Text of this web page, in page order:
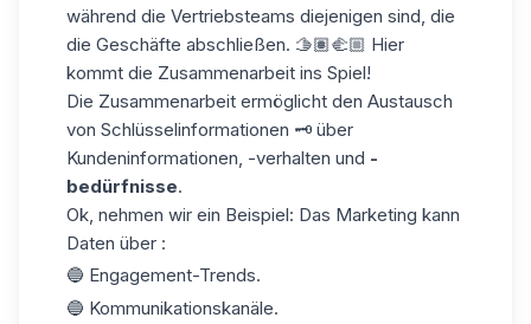
während die Vertriebsteams diejenigen sind, die
die Geschäfte abschließen. 🫱🏽‍🫲🏼 Hier
kommt die Zusammenarbeit ins Spiel!
Die Zusammenarbeit ermöglicht den Austausch
von Schlüsselinformationen 🗝️ über
Kundeninformationen, -verhalten und -
bedürfnisse.
Ok, nehmen wir ein Beispiel: Das Marketing kann
Daten über :
🔵 Engagement-Trends.
🔵 Kommunikationskanäle.